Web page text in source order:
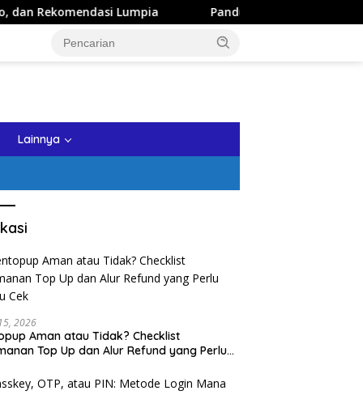
Panduan Wisata Keluarga ke Kota Batu:
Lainnya
2026
Aman atau Tidak? Checklist
Top Up dan Alur Refund yang Perlu